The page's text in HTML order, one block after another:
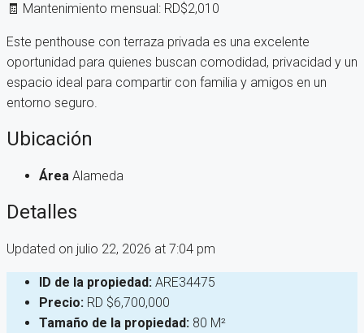
🧾 Mantenimiento mensual: RD$2,010
Este penthouse con terraza privada es una excelente
oportunidad para quienes buscan comodidad, privacidad y un
espacio ideal para compartir con familia y amigos en un
entorno seguro.
Ubicación
Área Alameda
Detalles
Updated on julio 22, 2026 at 7:04 pm
ID de la propiedad: ARE34475
Precio: RD $6,700,000
Tamaño de la propiedad: 80 M²